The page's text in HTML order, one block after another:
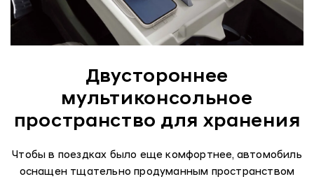
Двустороннее
мультиконсольное
пространство для хранения
Чтобы в поездках было еще комфортнее, автомобиль
оснащен тщательно продуманным пространством